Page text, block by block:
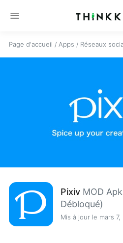
menu
Page d'accueil / Apps / Réseaux
PixivMOD Apk
Débloqué)
Mis à jour le mars 7,